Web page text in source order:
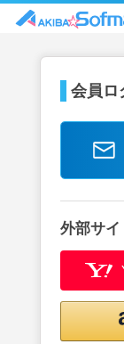
会員ロ
外部サ